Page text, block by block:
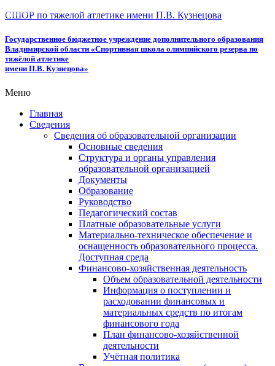
СШОР по тяжелой атлетике имени П.В. Кузнецова
Государственное бюджетное учреждение дополнительного образования
Владимирской области «Спортивная школа олимпийского резерва по
тяжёлой атлетике
имени П.В. Кузнецова»
Меню
Главная
Сведения
Сведения об образовательной организации
Основные сведения
Структура и органы управления
образовательной организацией
Документы
Образование
Руководство
Педагогический состав
Платные образовательные услуги
Материально-техническое обеспечение и
оснащенность образовательного процесса.
Доступная среда
Финансово-хозяйственная деятельность
Объем образовательной деятельности
Информация о поступлении и
расходовании финансовых и
материальных средств по итогам
финансового года
План финансово-хозяйственной
деятельности
Учётная политика